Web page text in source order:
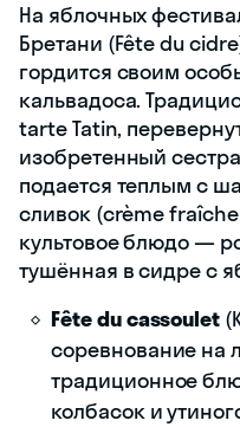
На яблочных
Бретани (Fête du
гордится своим
кальвадоса.
tarte Tatin,
изобретенный
подается теплым с
сливок (crème
культовое блюдо —
тушённая в сидре с
Fête du cassoulet
соревнование на
традиционное
колбасок и